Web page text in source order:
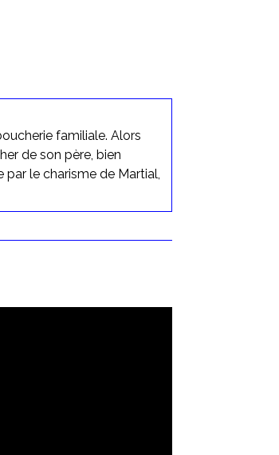
familiale. Alors
de son père, bien
le charisme de Martial,